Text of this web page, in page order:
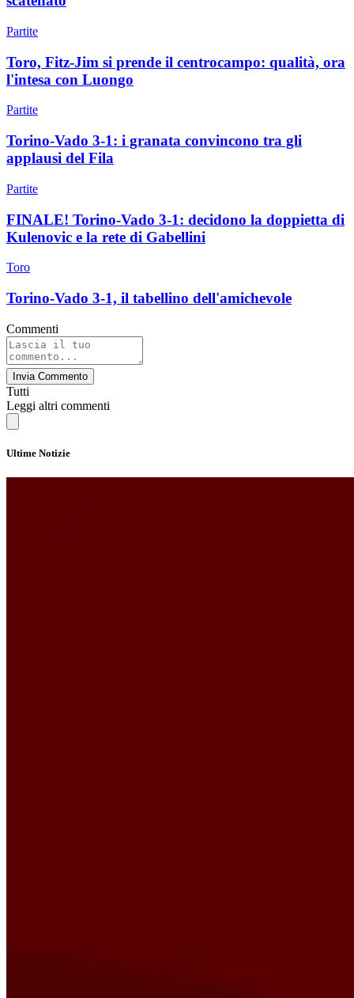
Partite
Toro, Fitz-Jim si prende il centrocampo: qualità, ora
l'intesa con Luongo
Partite
Torino-Vado 3-1: i granata convincono tra gli
applausi del Fila
Partite
FINALE! Torino-Vado 3-1: decidono la doppietta di
Kulenovic e la rete di Gabellini
Toro
Torino-Vado 3-1, il tabellino dell'amichevole
Commenti
Invia Commento
Tutti
Leggi altri commenti
Ultime Notizie